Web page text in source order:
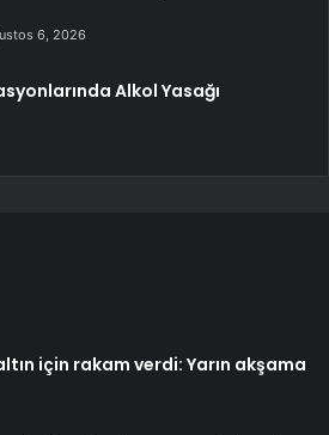
6, 2026
Alkol Yasağı
için rakam verdi: Yarın akşama